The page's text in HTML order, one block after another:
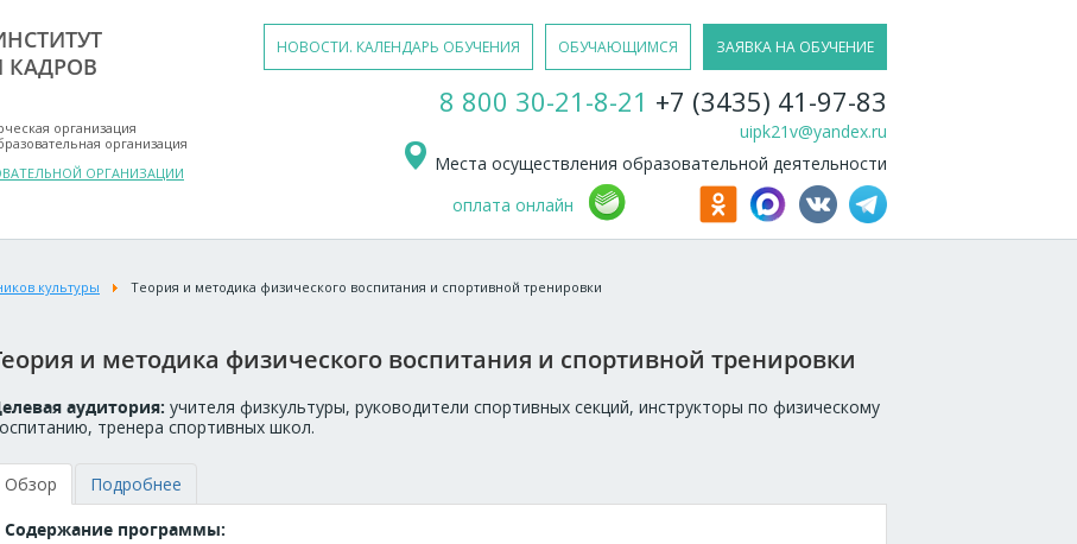
КАДРОВ
организация
организация
ОРГАНИЗАЦИИ
ЗАЯВКА НА ОБУЧЕНИЕ
ОБУЧАЮЩИМСЯ
НОВОСТИ. КАЛЕНДАРЬ ОБУЧЕНИЯ
8 800 30-21-8-21 +7 (3435) 41-97-83
uipk21v@yandex.ru
Места осуществления образовательной деятельности
оплата онлайн
культуры Теория и методика физического воспитания и спортивной тренировки
и методика физического воспитания и спортивной тренировки
аудитория: учителя физкультуры, руководители спортивных секций, инструкторы по физическому
тренера спортивных школ.
Обзор
Подробнее
Содержание программы: